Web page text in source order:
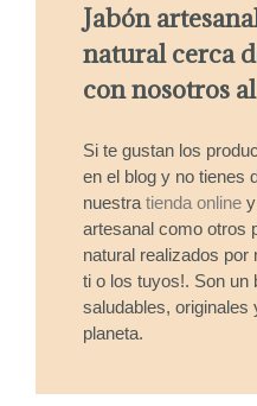
Jabón
natural cerca
con nosotros
Si te gustan los
en el blog y no tienes
nuestra tienda online
artesanal como otros
natural realizados por
ti o los tuyos!. Son un
saludables,
planeta.